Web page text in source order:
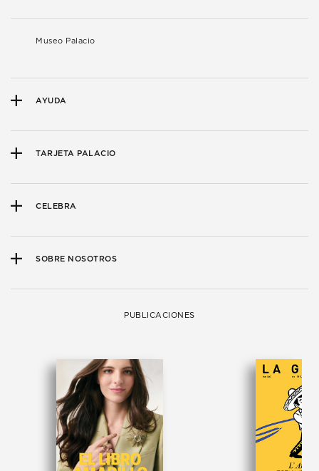
Museo Palacio
AYUDA
TARJETA PALACIO
CELEBRA
SOBRE NOSOTROS
PUBLICACIONES